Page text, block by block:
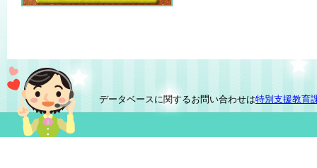
データベースに関するお問い合わせは特別支援教育